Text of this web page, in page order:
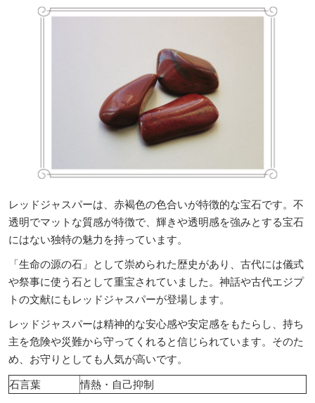
レッドジャスパーは、赤褐色の色合いが特徴的な宝石です。不
透明でマットな質感が特徴で、輝きや透明感を強みとする宝石
にはない独特の魅力を持っています。
「生命の源の石」として崇められた歴史があり、古代には儀式
や祭事に使う石として重宝されていました。神話や古代エジプ
トの文献にもレッドジャスパーが登場します。
レッドジャスパーは精神的な安心感や安定感をもたらし、持ち
主を危険や災難から守ってくれると信じられています。そのた
め、お守りとしても人気が高いです。
石言葉
情熱・自己抑制